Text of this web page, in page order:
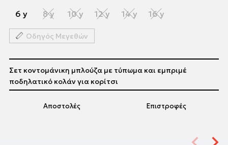
6 y 8 y 10 y 12 y 14 y 16 y
Οδηγός Μεγεθών
Αποστολές Επιστροφές
Σετ κοντομάνικη μπλούζα με τύπωμα και εμπριμέ
ποδηλατικό κολάν για κορίτσι